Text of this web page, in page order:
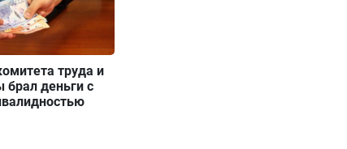
труда и
деньги с